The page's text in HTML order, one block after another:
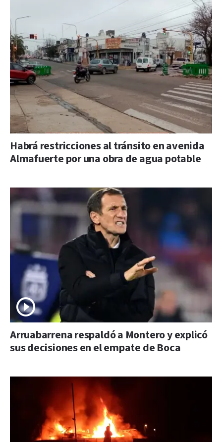
Habrá restricciones al tránsito en avenida
Almafuerte por una obra de agua potable
Arruabarrena respaldó a Montero y explicó
sus decisiones en el empate de Boca